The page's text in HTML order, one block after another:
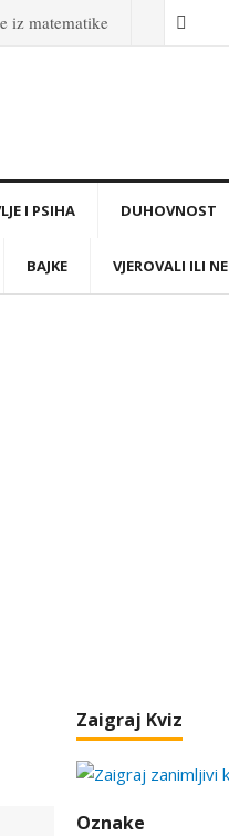
iz matematike
I PSIHA DUHOVNOST
BAJKE VJEROVALI ILI NE
Zaigraj Kviz
Oznake